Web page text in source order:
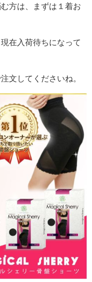
方は、まずは１着お
在入荷待ちになって
文してくださいね。